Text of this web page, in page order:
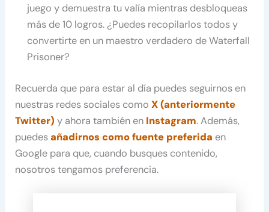
juego y demuestra tu valía mientras desbloqueas
más de 10 logros. ¿Puedes recopilarlos todos y
convertirte en un maestro verdadero de Waterfall
Prisoner?
Recuerda que para estar al día puedes seguirnos en
nuestras redes sociales comoX (anteriormente
Twitter) y ahora también en Instagram. Además,
puedesañadirnos como fuente preferida en
Google para que, cuando busques contenido,
nosotros tengamos preferencia.